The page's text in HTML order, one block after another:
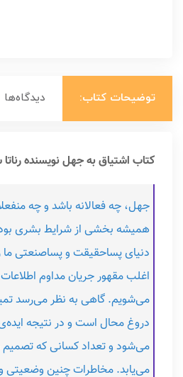
توضیحات کتاب: دیدگاه‌ها
کتاب اشتیاق به جهل نویسنده
جهل، چه فعالانه باشد و چه
همیشه بخشی از شرایط بشری
دنیای پساحقیقت و پساصنعتی ما
اغلب مقهور جریان مداوم
می‌شویم. گاهی به نظر می‌رسد
دروغ محال است و در نتیجه
می‌شود و تعداد کسانی که تصمیم
می‌یابد. مخاطرات چنین وضعیتی